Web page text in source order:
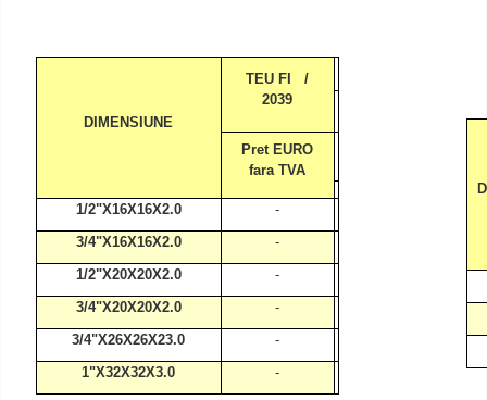
DIMENSIUNE
TEU FI
/
2039
Pret EURO
fara TVA
1/2"X16X16X2.0
-
3/4"X16X16X2.0
-
1/2"X20X20X2.0
-
3/4"X20X20X2.0
-
3/4"X26X26X23.0
-
1"X32X32X3.0
-